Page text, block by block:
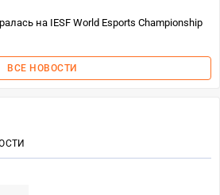
на IESF World Esports Championship
ВСЕ НОВОСТИ